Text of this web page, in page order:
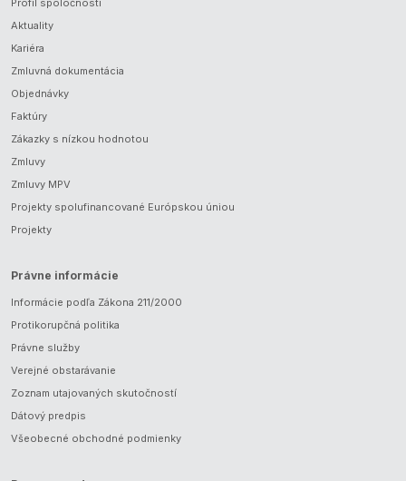
Profil spoločnosti
Aktuality
Kariéra
Zmluvná dokumentácia
Objednávky
Faktúry
Zákazky s nízkou hodnotou
Zmluvy
Zmluvy MPV
Projekty spolufinancované Európskou úniou
Projekty
Právne informácie
Informácie podľa Zákona 211/2000
Protikorupčná politika
Právne služby
Verejné obstarávanie
Zoznam utajovaných skutočností
Dátový predpis
Všeobecné obchodné podmienky